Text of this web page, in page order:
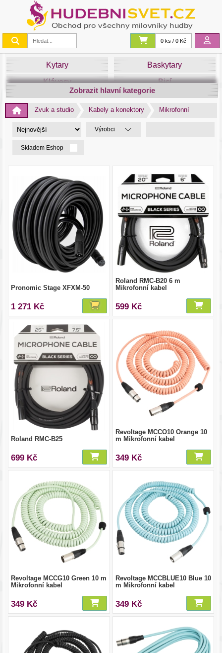
0 ks / 0 Kč
Kytary
Baskytary
Klávesy
Bicí
Smyčce
Dechy
Zvuk&Studio
Zobrazit hlavní kategorie
Zvuk a studio Kabely a konektory Mikrofonní
Výrobci
Skladem Eshop
Pronomic Stage XFXM-50
1 271 Kč
Roland RMC-B20 6 m
Mikrofonní kabel
599 Kč
Roland RMC-B25
699 Kč
Revoltage MCCO10 Orange 10
m Mikrofonní kabel
349 Kč
Revoltage MCCG10 Green 10 m
Mikrofonní kabel
349 Kč
Revoltage MCCBLUE10 Blue 10
m Mikrofonní kabel
349 Kč